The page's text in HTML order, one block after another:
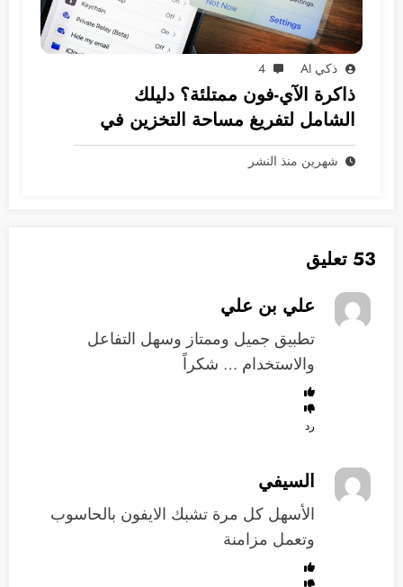
ذكي AI 4
ذاكرة الآي-فون ممتلئة؟ دليلك
الشامل لتفريغ مساحة التخزين في
نظام iOS
شهرين منذ النشر
53 تعليق
علي بن علي
تطبيق جميل وممتاز وسهل التفاعل
والاستخدام … شكراً
رد
السيفي
الأسهل كل مرة تشبك الايفون بالحاسوب
وتعمل مزامنة